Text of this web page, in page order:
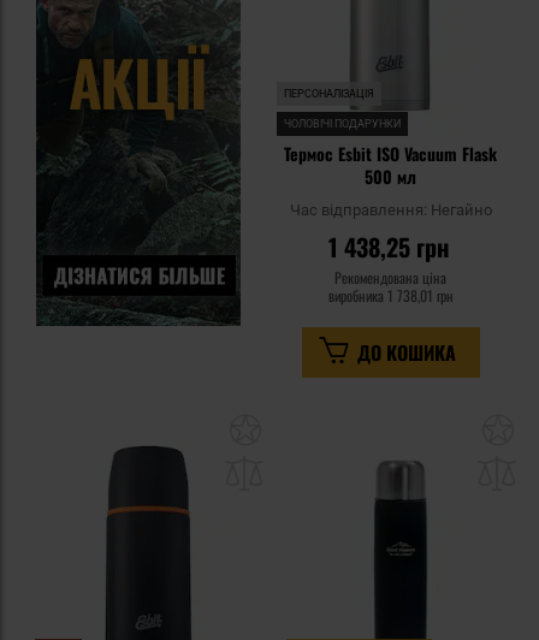
ПЕРСОНАЛІЗАЦІЯ
ЧОЛОВІЧІ ПОДАРУНКИ
Термос Esbit ISO Vacuum Flask
500 мл
Час відправлення: Негайно
1 438,25 грн
Рекомендована ціна
виробника 1 738,01 грн
ДО КОШИКА